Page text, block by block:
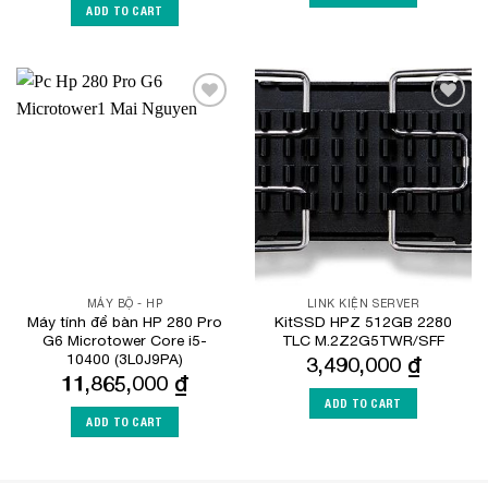
ADD TO CART
MÁY BỘ - HP
Máy tính để bàn HP 280 Pro
G6 Microtower Core i5-
10400 (3L0J9PA)
11,865,000 ₫
ADD TO CART
Wishlist
LINK KIỆN SERVER
KitSSD HPZ 512GB 2280
TLC M.2Z2G5TWR/SFF
3,490,000 ₫
ADD TO CART